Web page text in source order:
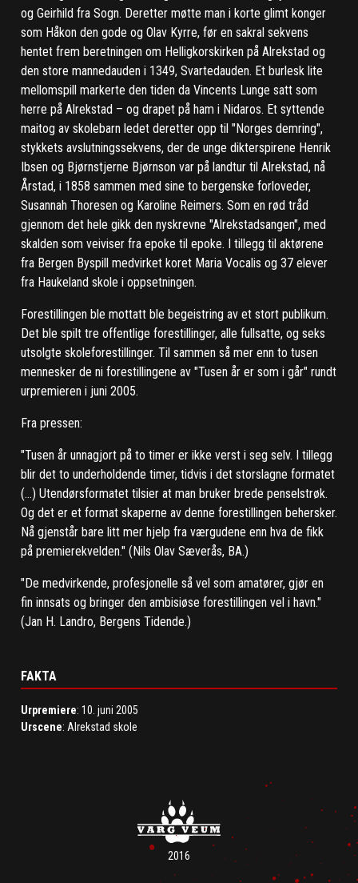
og Geirhild fra Sogn. Deretter møtte man i korte glimt konger
som Håkon den gode og Olav Kyrre, før en sakral sekvens
hentet frem beretningen om Helligkorskirken på Alrekstad og
den store mannedauden i 1349, Svartedauden. Et burlesk lite
mellomspill markerte den tiden da Vincents Lunge satt som
herre på Alrekstad – og drapet på ham i Nidaros. Et syttende
maitog av skolebarn ledet deretter opp til "Norges demring",
stykkets avslutningssekvens, der de unge dikterspirene Henrik
Ibsen og Bjørnstjerne Bjørnson var på landtur til Alrekstad, nå
Årstad, i 1858 sammen med sine to bergenske forloveder,
Susannah Thoresen og Karoline Reimers. Som en rød tråd
gjennom det hele gikk den nyskrevne "Alrekstadsangen", med
skalden som veiviser fra epoke til epoke. I tillegg til aktørene
fra Bergen Byspill medvirket koret Maria Vocalis og 37 elever
fra Haukeland skole i oppsetningen.
Forestillingen ble mottatt ble begeistring av et stort publikum.
Det ble spilt tre offentlige forestillinger, alle fullsatte, og seks
utsolgte skoleforestillinger. Til sammen så mer enn to tusen
mennesker de ni forestillingene av "Tusen år er som i går" rundt
urpremieren i juni 2005.
Fra pressen:
"Tusen år unnagjort på to timer er ikke verst i seg selv. I tillegg
blir det to underholdende timer, tidvis i det storslagne formatet
(…) Utendørsformatet tilsier at man bruker brede penselstrøk.
Og det er et format skaperne av denne forestillingen behersker.
Nå gjenstår bare litt mer hjelp fra værgudene enn hva de fikk
på premierekvelden." (Nils Olav Sæverås, BA.)
"De medvirkende, profesjonelle så vel som amatører, gjør en
fin innsats og bringer den ambisiøse forestillingen vel i havn."
(Jan H. Landro, Bergens Tidende.)
FAKTA
Urpremiere: 10. juni 2005
Urscene: Alrekstad skole
2016